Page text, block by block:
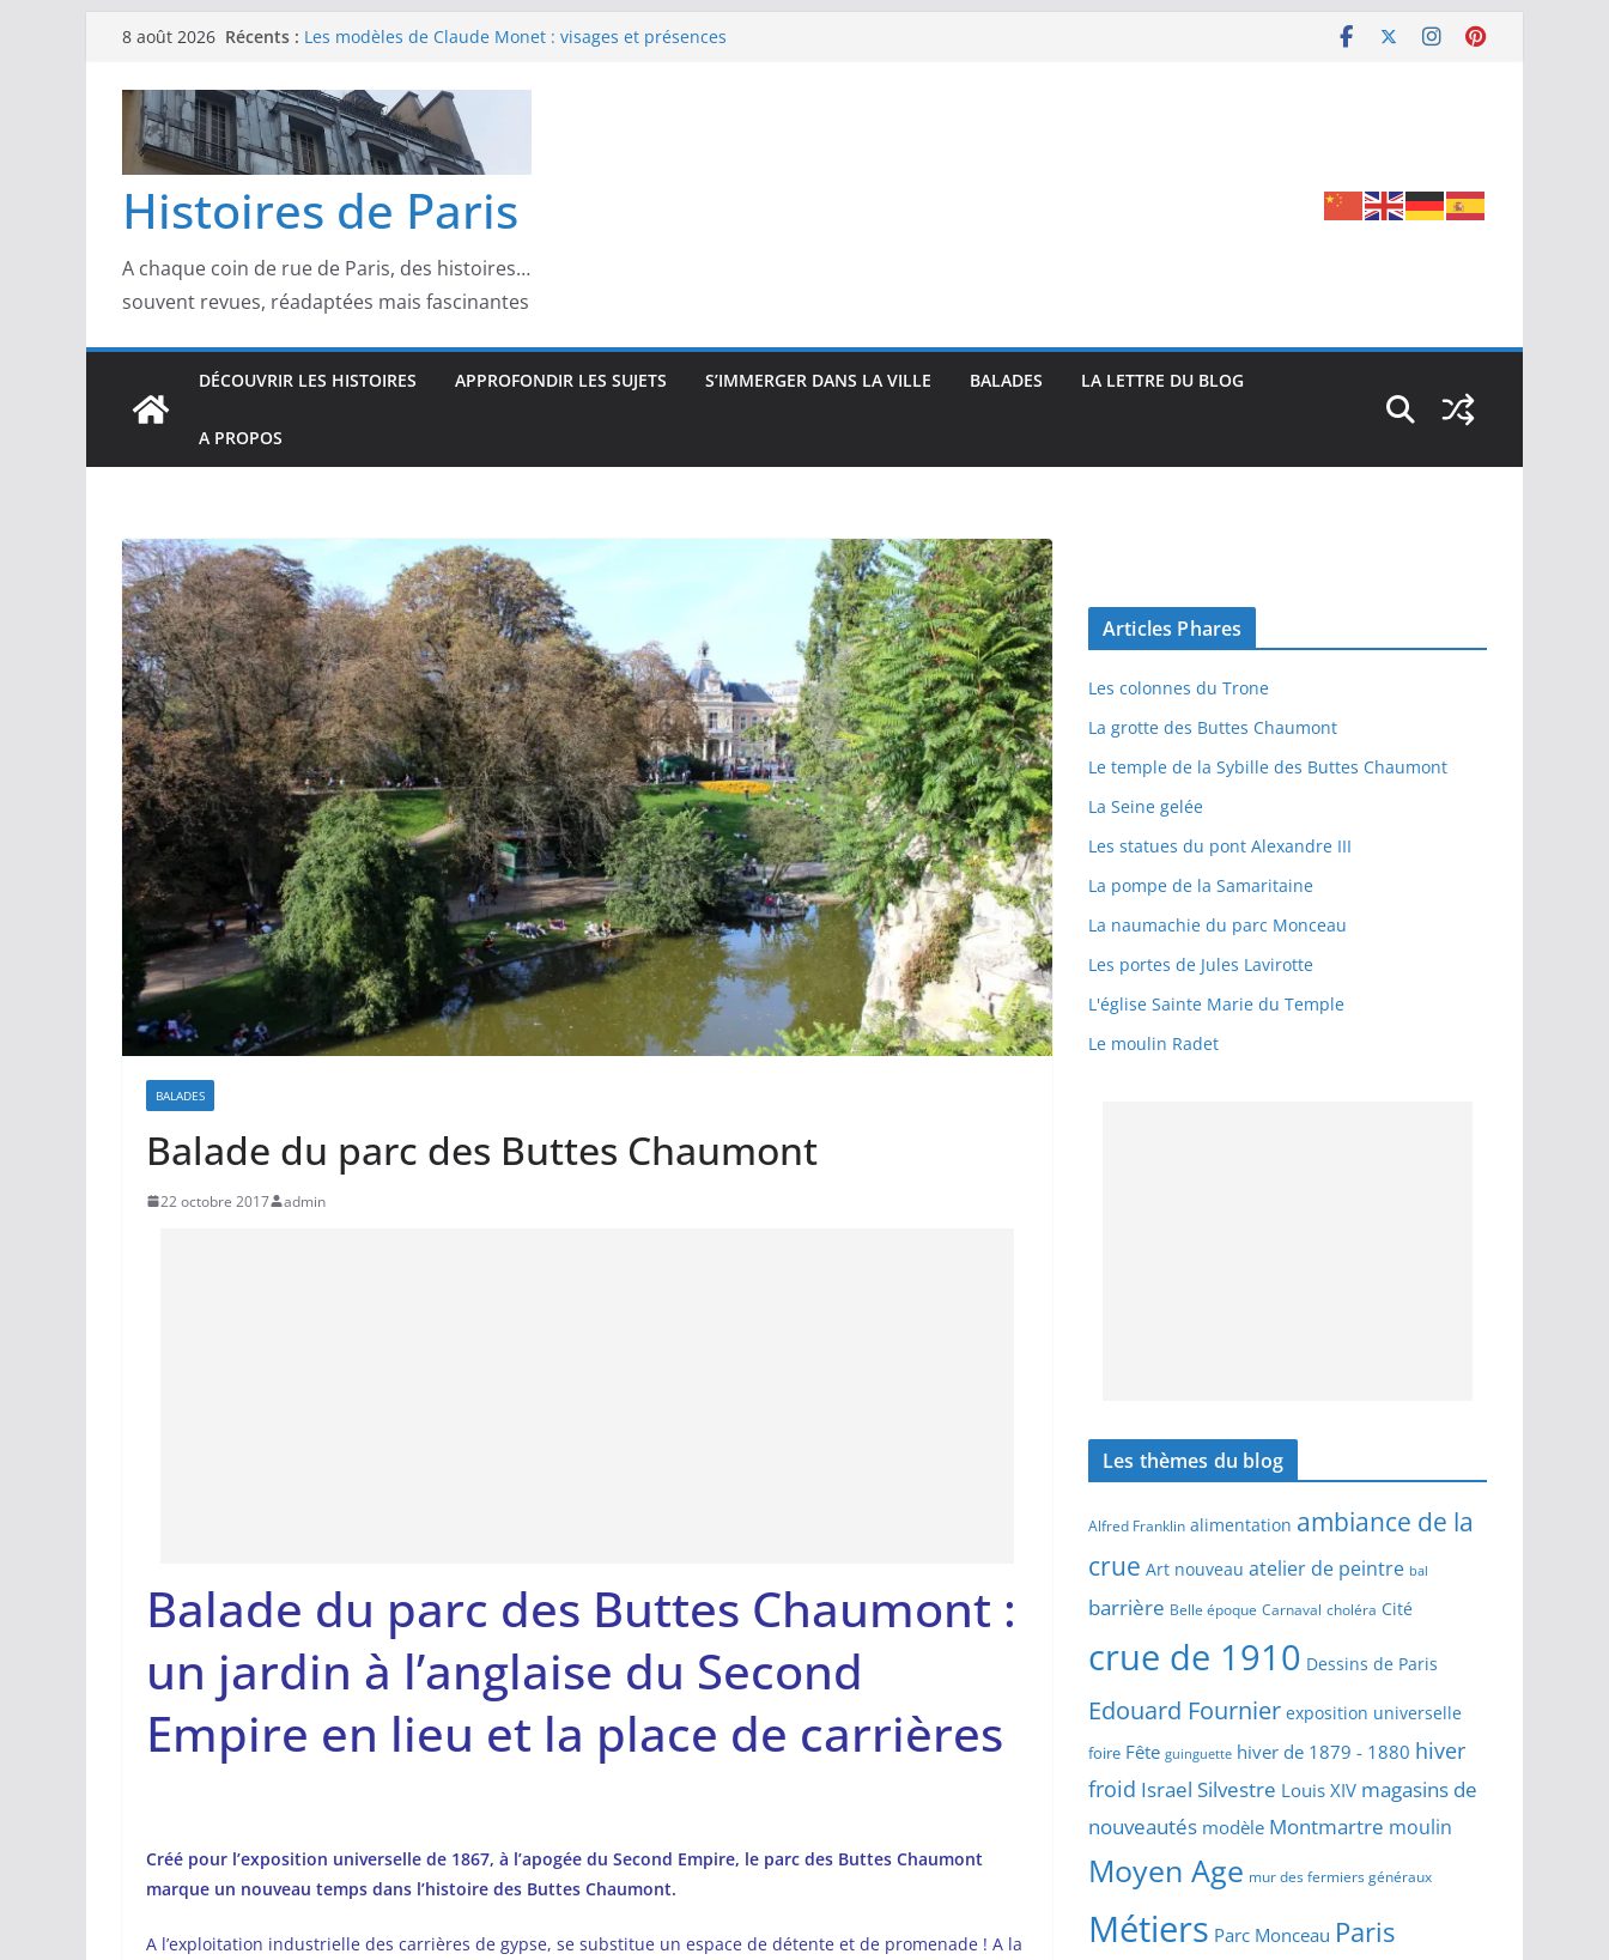
Passer
contenu
8 août 2026 Récents : Les modèles de Claude Monet : visages et présences
confidences de la Belle Époque
Les modèles de Pierre‑Auguste Renoir : visages, corps et
complicités au cœur de l’impressionnisme
Les modèles de Degas : danseuses, travailleuses et visages
d’un Paris moderne
Les modèles de Manet : entre intimité, modernité et
Histoires de Paris
A chaque coin de rue de Paris, des histoires…
souvent revues, réadaptées mais fascinantes
DÉCOUVRIR LES HISTOIRES APPROFONDIR LES SUJETS S’IMMERGER DANS LA VILLE BALADES LA LETTRE DU BLOG
A PROPOS
BALADES
Balade du parc des Buttes Chaumont
22 octobre 2017 admin
Balade du parc des Buttes Chaumont :
un jardin à l’anglaise du Second
Empire en lieu et la place de carrières
Créé pour l’exposition universelle de 1867, à l’apogée du Second Empire, le parc des Buttes Chaumont
marque un nouveau temps dans l’histoire des Buttes Chaumont.
A l’exploitation industrielle des carrières de gypse, se substitue un espace de détente et de promenade ! A la
Articles Phares
Les colonnes du Trone
La grotte des Buttes Chaumont
Le temple de la Sybille des Buttes Chaumont
La Seine gelée
Les statues du pont Alexandre III
La pompe de la Samaritaine
La naumachie du parc Monceau
Les portes de Jules Lavirotte
L'église Sainte Marie du Temple
Le moulin Radet
Les thèmes du blog
Alfred Franklin alimentation ambiance de la
crue Art nouveau atelier de peintre bal
barrière Belle époque Carnaval choléra Cité
crue de 1910 Dessins de Paris
Edouard Fournier exposition universelle
foire Fête guinguette hiver de 1879 - 1880 hiver
froid Israel Silvestre Louis XIV magasins de
nouveautés modèle Montmartre moulin
Moyen Age mur des fermiers généraux
Métiers Parc Monceau Paris